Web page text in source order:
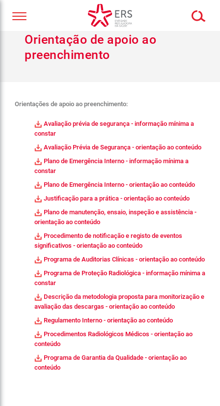
Orientação de apoio ao
preenchimento
Orientações de apoio ao preenchimento:
Avaliação prévia de segurança - informação mínima a
constar
Avaliação Prévia de Segurança - orientação ao conteúdo
Plano de Emergência Interno - informação mínima a
constar
Plano de Emergência Interno - orientação ao conteúdo
Justificação para a prática - orientação ao conteúdo
Plano de manutenção, ensaio, inspeção e assistência -
orientação ao conteúdo
Procedimento de notificação e registo de eventos
significativos - orientação ao conteúdo
Programa de Auditorias Clínicas - orientação ao conteúdo
Programa de Proteção Radiológica - informação mínima a
constar
Descrição da metodologia proposta para monitorização e
avaliação das descargas - orientação ao conteúdo
Regulamento Interno - orientação ao conteúdo
Procedimentos Radiológicos Médicos - orientação ao
conteúdo
Programa de Garantia da Qualidade - orientação ao
conteúdo